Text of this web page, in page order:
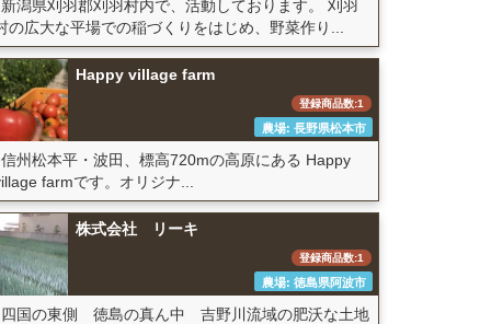
新潟県刈羽郡刈羽村内で、活動しております。 刈羽
の広大な平場での稲づくりをはじめ、野菜作り...
Happy village farm
登録商品数:1
農場: 長野県松本市
信州松本平・波田、標高720mの高原にある Happy
farmです。オリジナ...
株式会社 リーキ
登録商品数:1
農場: 徳島県阿波市
四国の東側 徳島の真ん中 吉野川流域の肥沃な土地